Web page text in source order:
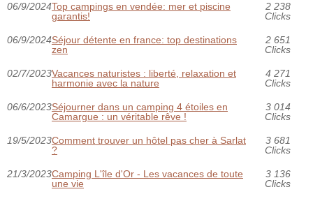
06/9/2024Top campings en vendée: mer et piscine
garantis!
2 238
Clicks
06/9/2024Séjour détente en france: top destinations
zen
2 651
Clicks
02/7/2023Vacances naturistes : liberté, relaxation et
harmonie avec la nature
4 271
Clicks
06/6/2023Séjourner dans un camping 4 étoiles en
Camargue : un véritable rêve !
3 014
Clicks
19/5/2023Comment trouver un hôtel pas cher à Sarlat
?
3 681
Clicks
21/3/2023Camping L'île d'Or - Les vacances de toute
une vie
3 136
Clicks